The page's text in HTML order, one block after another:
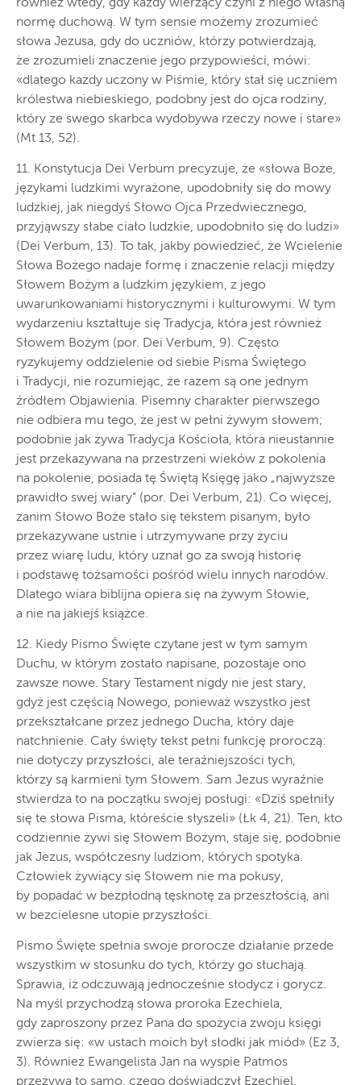
również wtedy, gdy każdy wierzący czyni z niego własną
normę duchową. W tym sensie możemy zrozumieć
słowa Jezusa, gdy do uczniów, którzy potwierdzają,
że zrozumieli znaczenie jego przypowieści, mówi:
«dlatego każdy uczony w Piśmie, który stał się uczniem
królestwa niebieskiego, podobny jest do ojca rodziny,
który ze swego skarbca wydobywa rzeczy nowe i stare»
(Mt 13, 52).
11. Konstytucja Dei Verbum precyzuje, że «słowa Boże,
językami ludzkimi wyrażone, upodobniły się do mowy
ludzkiej, jak niegdyś Słowo Ojca Przedwiecznego,
przyjąwszy słabe ciało ludzkie, upodobniło się do ludzi»
(Dei Verbum, 13). To tak, jakby powiedzieć, że Wcielenie
Słowa Bożego nadaje formę i znaczenie relacji między
Słowem Bożym a ludzkim językiem, z jego
uwarunkowaniami historycznymi i kulturowymi. W tym
wydarzeniu kształtuje się Tradycja, która jest również
Słowem Bożym (por. Dei Verbum, 9). Często
ryzykujemy oddzielenie od siebie Pisma Świętego
i Tradycji, nie rozumiejąc, że razem są one jednym
źródłem Objawienia. Pisemny charakter pierwszego
nie odbiera mu tego, że jest w pełni żywym słowem;
podobnie jak żywa Tradycja Kościoła, która nieustannie
jest przekazywana na przestrzeni wieków z pokolenia
na pokolenie, posiada tę Świętą Księgę jako „najwyższe
prawidło swej wiary” (por. Dei Verbum, 21). Co więcej,
zanim Słowo Boże stało się tekstem pisanym, było
przekazywane ustnie i utrzymywane przy życiu
przez wiarę ludu, który uznał go za swoją historię
i podstawę tożsamości pośród wielu innych narodów.
Dlatego wiara biblijna opiera się na żywym Słowie,
a nie na jakiejś książce.
12. Kiedy Pismo Święte czytane jest w tym samym
Duchu, w którym zostało napisane, pozostaje ono
zawsze nowe. Stary Testament nigdy nie jest stary,
gdyż jest częścią Nowego, ponieważ wszystko jest
przekształcane przez jednego Ducha, który daje
natchnienie. Cały święty tekst pełni funkcję proroczą:
nie dotyczy przyszłości, ale teraźniejszości tych,
którzy są karmieni tym Słowem. Sam Jezus wyraźnie
stwierdza to na początku swojej posługi: «Dziś spełniły
się te słowa Pisma, któreście słyszeli» (Łk 4, 21). Ten, kto
codziennie żywi się Słowem Bożym, staje się, podobnie
jak Jezus, współczesny ludziom, których spotyka.
Człowiek żywiący się Słowem nie ma pokusy,
by popadać w bezpłodną tęsknotę za przeszłością, ani
w bezcielesne utopie przyszłości.
Pismo Święte spełnia swoje prorocze działanie przede
wszystkim w stosunku do tych, którzy go słuchają.
Sprawia, iż odczuwają jednocześnie słodycz i gorycz.
Na myśl przychodzą słowa proroka Ezechiela,
gdy zaproszony przez Pana do spożycia zwoju księgi
zwierza się: «w ustach moich był słodki jak miód» (Ez 3,
3). Również Ewangelista Jan na wyspie Patmos
przeżywa to samo, czego doświadczył Ezechiel,